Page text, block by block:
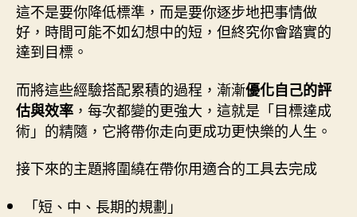
這不是要你降低標準，而是要你逐步地把事情做
好，時間可能不如幻想中的短，但終究你會踏實的
達到目標。
而將這些經驗搭配累積的過程，漸漸優化自己的評
估與效率 ，每次都變的更強大，這就是「目標達成
術」的精隨，它將帶你走向更成功更快樂的人生。
接下來的主題將圍繞在帶你用適合的工具去完成
「短、中、長期的規劃」